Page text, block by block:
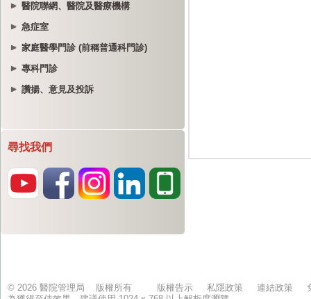
醫院聯網、醫院及醫療機構
急症室
家庭醫學門診 (前稱普通科門診)
專科門診
讚揚、意見及投訴
尋找我們
© 2026 醫院管理局 版權所有 版權告示 私隱政策 連結政策